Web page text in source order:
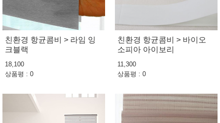
친환경 항균콤비 > 라임 잉
크블랙
18,100
상품평 : 0
친환경 항균콤비 > 바이오
소피아 아이보리
11,300
상품평 : 0